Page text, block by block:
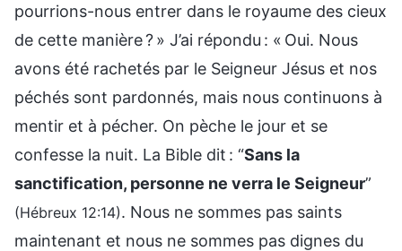
pourrions-nous entrer dans le royaume des cieux
de cette manière ? » J’ai répondu : « Oui. Nous
avons été rachetés par le Seigneur Jésus et nos
péchés sont pardonnés, mais nous continuons à
mentir et à pécher. On pèche le jour et se
confesse la nuit. La Bible dit : “Sans la
sanctification, personne ne verra le Seigneur”
(Hébreux 12:14). Nous ne sommes pas saints
maintenant et nous ne sommes pas dignes du